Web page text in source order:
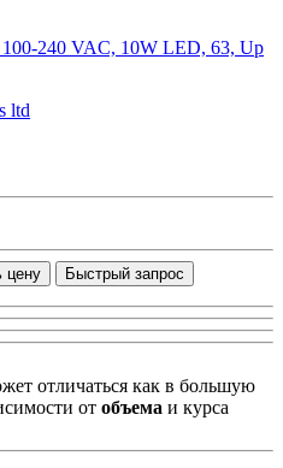
ltd
цену Быстрый запрос
отличаться как в большую
от объема и курса